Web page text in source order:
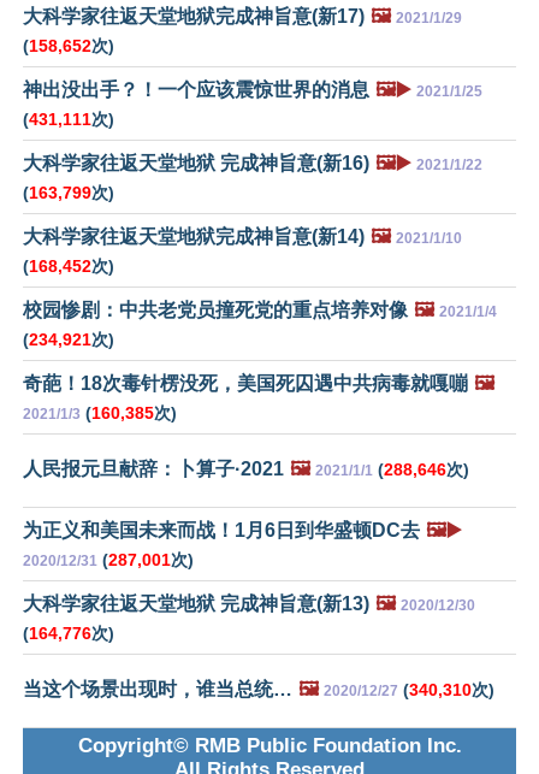
大科学家往返天堂地狱完成神旨意(新17) 🖼️ 2021/1/29
(158,652次)
神出没出手？！一个应该震惊世界的消息 🖼️▶️ 2021/1/25
(431,111次)
大科学家往返天堂地狱 完成神旨意(新16) 🖼️▶️ 2021/1/22
(163,799次)
大科学家往返天堂地狱完成神旨意(新14) 🖼️ 2021/1/10
(168,452次)
校园惨剧：中共老党员撞死党的重点培养对像 🖼️ 2021/1/4
(234,921次)
奇葩！18次毒针楞没死，美国死囚遇中共病毒就嘎嘣 🖼️
2021/1/3 (160,385次)
人民报元旦献辞：卜算子·2021 🖼️ 2021/1/1 (288,646次)
为正义和美国未来而战！1月6日到华盛顿DC去 🖼️▶️
2020/12/31 (287,001次)
大科学家往返天堂地狱 完成神旨意(新13) 🖼️ 2020/12/30
(164,776次)
当这个场景出现时，谁当总统… 🖼️ 2020/12/27 (340,310次)
Copyright© RMB Public Foundation Inc.